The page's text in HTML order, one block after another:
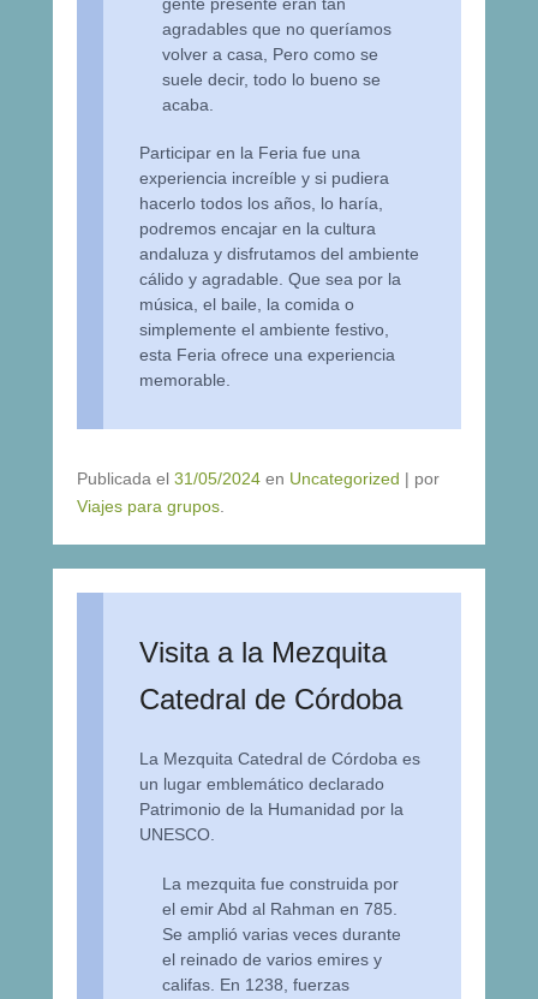
agradables que no queríamos
volver a casa, Pero como se
suele decir, todo lo bueno se
acaba.
Participar en la Feria fue una
experiencia increíble y si pudiera
hacerlo todos los años, lo haría,
podremos encajar en la cultura
andaluza y disfrutamos del ambiente
cálido y agradable. Que sea por la
música, el baile, la comida o
simplemente el ambiente festivo,
esta Feria ofrece una experiencia
memorable.
Publicada el 31/05/2024 en Uncategorized | por
Viajes para grupos.
Visita a la Mezquita
Catedral de Córdoba
La Mezquita Catedral de Córdoba es
un lugar emblemático declarado
Patrimonio de la Humanidad por la
UNESCO.
La mezquita fue construida por
el emir Abd al Rahman en 785.
Se amplió varias veces durante
el reinado de varios emires y
califas. En 1238, fuerzas